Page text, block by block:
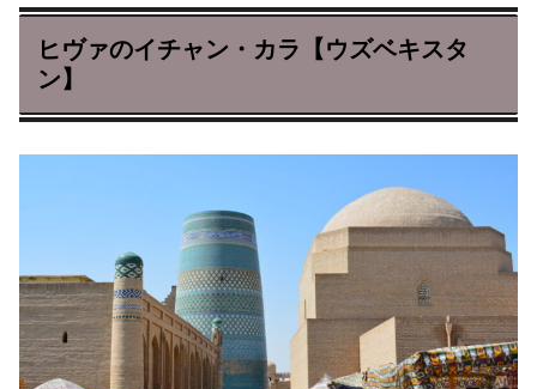
ヒヴァのイチャン・カラ【ウズベキスタ
ン】